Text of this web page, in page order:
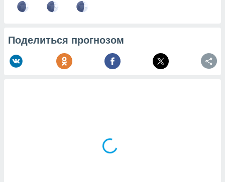
Поделиться прогнозом